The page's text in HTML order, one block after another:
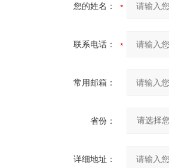
您的姓名：
联系电话：
常用邮箱：
省份：
详细地址：